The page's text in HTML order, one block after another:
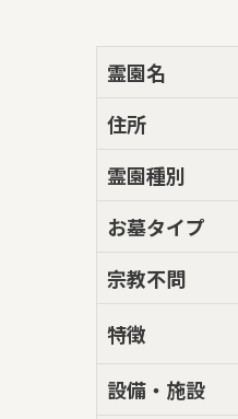
霊園名
住所
霊園種別
お墓タイプ
宗教不問
特徴
設備・施設